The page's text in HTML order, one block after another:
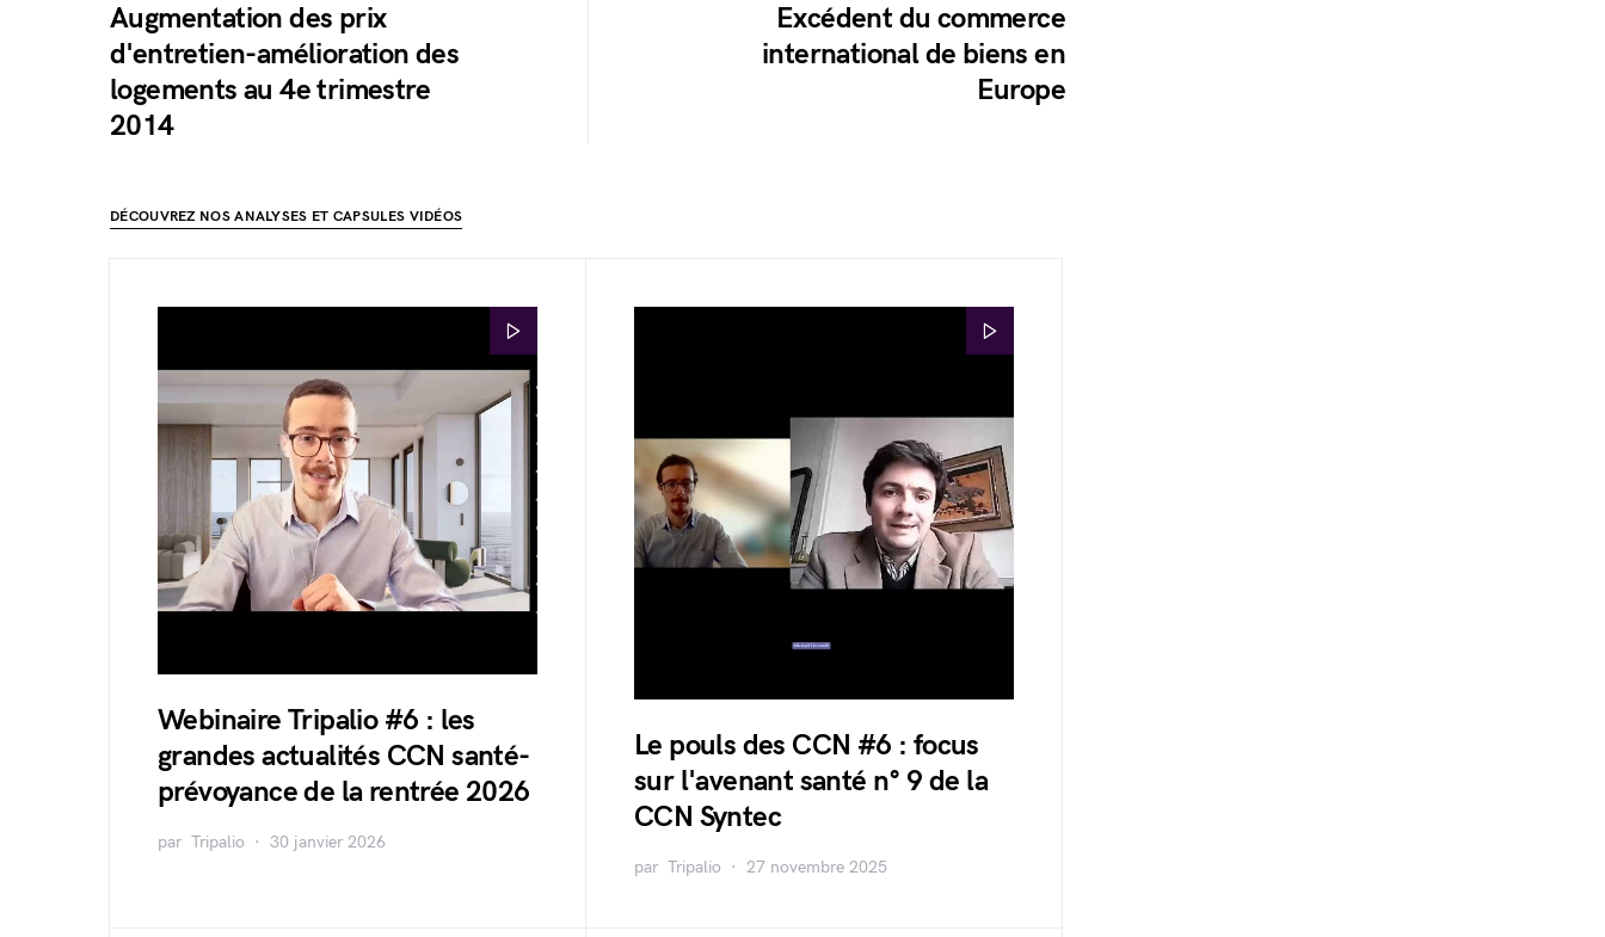
Augmentation des prix
d'entretien-amélioration des
logements au 4e trimestre
2014
Excédent du commerce
international de biens en
Europe
DÉCOUVREZ NOS ANALYSES ET CAPSULES VIDÉOS
Webinaire Tripalio #6 : les
grandes actualités CCN santé-
prévoyance de la rentrée 2026
par Tripalio 30 janvier 2026
Le pouls des CCN #6 : focus
sur l'avenant santé n° 9 de la
CCN Syntec
par Tripalio 27 novembre 2025